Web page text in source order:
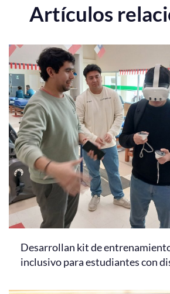
Artículos
Desarrollan kit de
inclusivo para estudiantes con